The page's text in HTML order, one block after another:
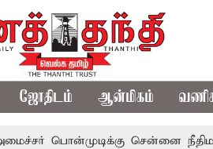
ஜோதிடம் ஆன்மிகம்
சென்னை நீதிமன்றம்